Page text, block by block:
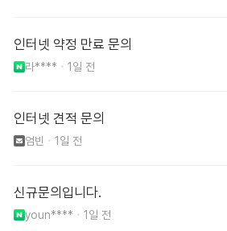
인터넷 약정 만료 문의
라**** 1일 전
인터넷 견적 문의
엄빈 1일 전
신규문의입니다.
youn**** 1일 전